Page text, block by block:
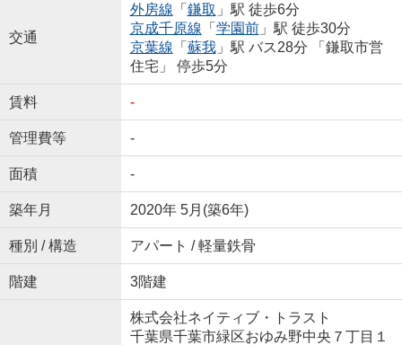
交通
外房線 「 鎌取 」駅 徒歩6分
京成千原線 「 学園前」駅 徒歩30分
京葉線 「 蘇我」駅 バス28分 「鎌取市営
住宅」 停歩5分
賃料 -
管理費等 -
面積 -
築年月 2020年 5月(築6年)
種別 / 構造 アパート / 軽量鉄骨
階建 3階建
株式会社ネイティブ・トラスト
千葉県千葉市緑区おゆみ野中央７丁目１